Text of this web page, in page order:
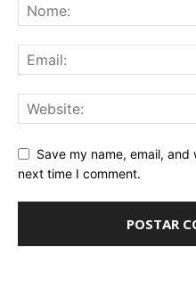
Save my name, email,
next time I comment.